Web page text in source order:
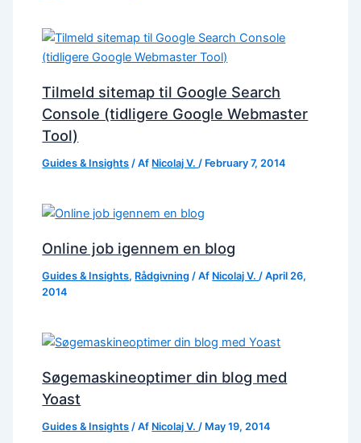
Tilmeld sitemap til Google Search
Console (tidligere Google Webmaster
Tool)
Guides & Insights / Af Nicolaj V./ February 7, 2014
Online job igennem en blog
Guides & Insights, Rådgivning / Af Nicolaj V. /April 26,
2014
Søgemaskineoptimer din blog med
Yoast
Guides & Insights / Af Nicolaj V. / May 19, 2014